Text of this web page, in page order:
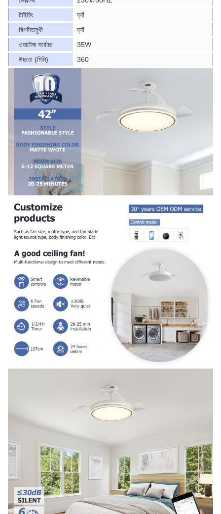
টাইমিং
হ্যাঁ
বিপরীতমুখী
হ্যাঁ
ওয়াটেজ সর্বোচ্চ
35W
উচ্চতা (মিমি)
360